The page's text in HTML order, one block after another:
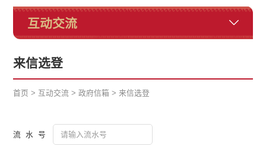
互动交流
来信选登
首页 > 互动交流 >政府信箱 >来信选登
流 水 号